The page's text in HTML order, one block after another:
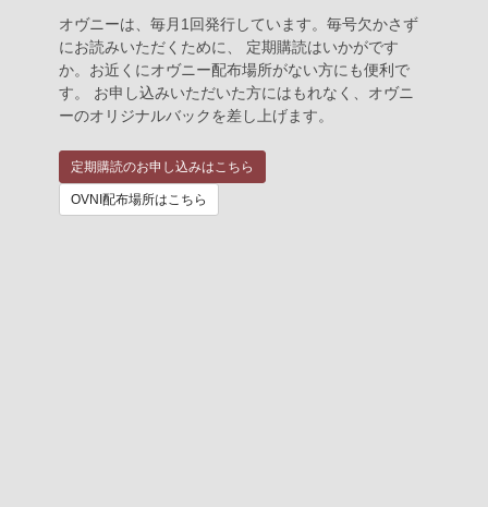
オヴニーは、毎月1回発行しています。毎号欠かさず
にお読みいただくために、 定期購読はいかがです
か。お近くにオヴニー配布場所がない方にも便利で
す。 お申し込みいただいた方にはもれなく、オヴニ
ーのオリジナルバックを差し上げます。
定期購読のお申し込みはこちら
OVNI配布場所はこちら